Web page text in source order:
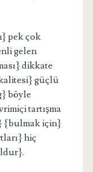
pek çok
gelen
dikkate
güçlü
böyle
tartışma
{bulmak için}
hiç